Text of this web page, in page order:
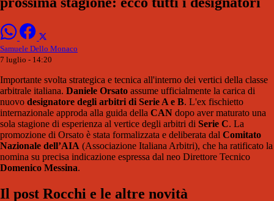
Samuele Dello Monaco
7 luglio - 14:20
Importante svolta strategica e tecnica all'interno dei vertici della classe
arbitrale italiana. Daniele Orsato assume ufficialmente la carica di
nuovo designatore degli arbitri di Serie A e B. L'ex fischietto
internazionale approda alla guida della CAN dopo aver maturato una
sola stagione di esperienza al vertice degli arbitri di Serie C. La
promozione di Orsato è stata formalizzata e deliberata dal Comitato
Nazionale dell’AIA (Associazione Italiana Arbitri), che ha ratificato la
nomina su precisa indicazione espressa dal neo Direttore Tecnico
Domenico Messina.
Il post Rocchi e le altre novità